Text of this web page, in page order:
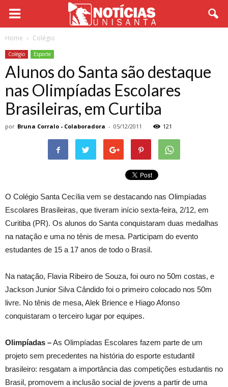
Home Colégio
Colégio Esporte
Alunos do Santa são destaque
nas Olimpíadas Escolares
Brasileiras, em Curtiba
por Bruna Corralo - Colaboradora - 05/12/2011 121
O Colégio Santa Cecília vem se destacando nas Olimpíadas
Escolares Brasileiras, que tiveram início sexta-feira, 2/12, em
Curitiba (PR). Os alunos do Santa conquistaram duas medalhas
na natação e uma no tênis de mesa. Participam do evento
estudantes de 15 a 17 anos de todo o Brasil.
Na natação, Flavia Ribeiro de Souza, foi ouro no 50m costas, e
Jackson Junior Silva Cândido foi o primeiro colocado nos 50m
livre. No tênis de mesa, Alek Brience e Hiago Afonso
conquistaram o terceiro lugar por equipes.
Olimpíadas –As Olimpíadas Escolares fazem parte de um
projeto sem precedentes na história do esporte estudantil
brasileiro: resgatam a importância das competições estudantis no
Brasil, promovem a inclusão social de jovens a partir de uma